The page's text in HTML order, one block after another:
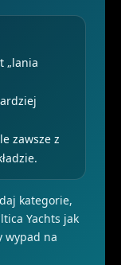
„lania
zawsze z
kategorie,
Yachts jak
wypad na